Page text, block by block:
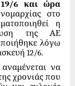
6 και ώρα
στο
η
της ΑΕ
λόγω
12/6.
να
χρονιάς που